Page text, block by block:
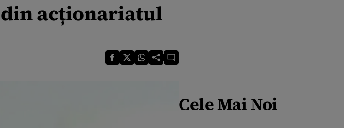
din acționariatul
Cele Mai Noi